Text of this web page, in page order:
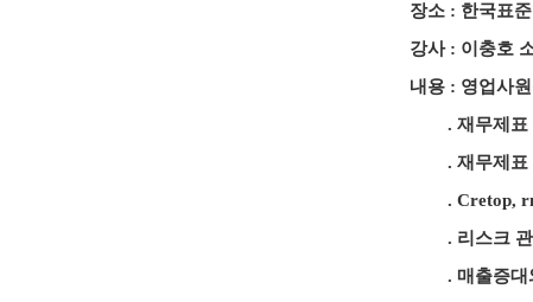
장소 : 한국표
강사 : 이충호
내용 : 영업사
. 재무제표
. 재무제표 분
. Cretop,
. 리스크 관
. 매출증대와